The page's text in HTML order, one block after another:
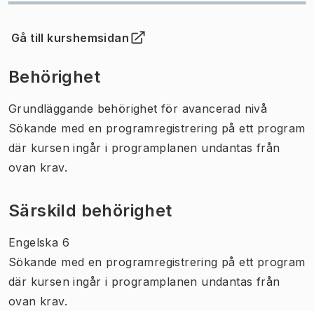
Gå till kurshemsidan
(Öppnas i ny flik)
Behörighet
Grundläggande behörighet för avancerad nivå
Sökande med en programregistrering på ett program
där kursen ingår i programplanen undantas från
ovan krav.
Särskild behörighet
Engelska 6
Sökande med en programregistrering på ett program
där kursen ingår i programplanen undantas från
ovan krav.